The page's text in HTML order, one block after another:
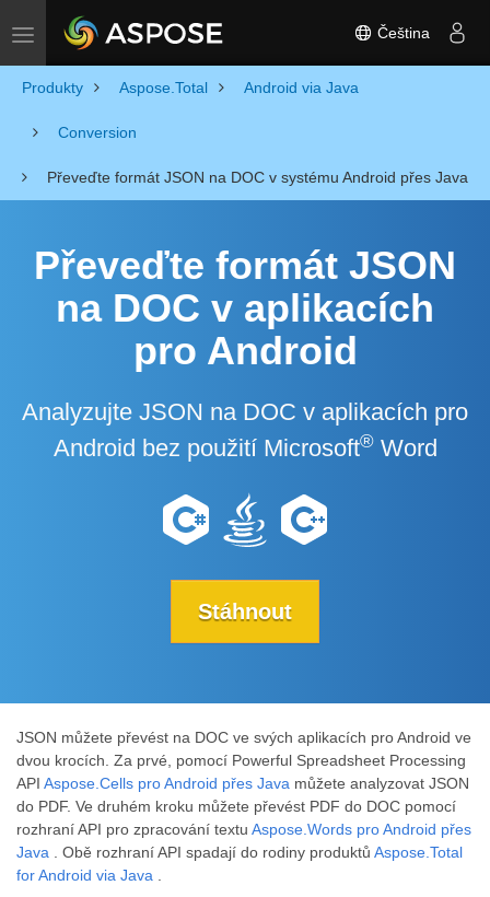
Toggle navigation Čeština
Produkty Aspose.Total Android via Java
Conversion
Převeďte formát JSON na DOC v systému Android přes Java
Převeďte formát JSON
na DOC v aplikacích
pro Android
Analyzujte JSON na DOC v aplikacích pro
Android bez použití Microsoft®Word
Stáhnout
JSON můžete převést na DOC ve svých aplikacích pro Android ve
dvou krocích. Za prvé, pomocí Powerful Spreadsheet Processing
API Aspose.Cells pro Android přes Java můžete analyzovat JSON
do PDF. Ve druhém kroku můžete převést PDF do DOC pomocí
rozhraní API pro zpracování textu Aspose.Words pro Android přes
Java . Obě rozhraní API spadají do rodiny produktů Aspose.Total
for Android via Java